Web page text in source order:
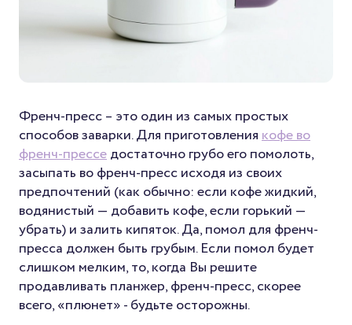
Френч-пресс – это один из самых простых
способов заварки. Для приготовлениякофе во
френч-пресседостаточно грубо его помолоть,
засыпать во френч-пресс исходя из своих
предпочтений (как обычно: если кофе жидкий,
водянистый — добавить кофе, если горький —
убрать) и залить кипяток. Да, помол для френч-
пресса должен быть грубым. Если помол будет
слишком мелким, то, когда Вы решите
продавливать планжер, френч-пресс, скорее
всего, «плюнет» - будьте осторожны.